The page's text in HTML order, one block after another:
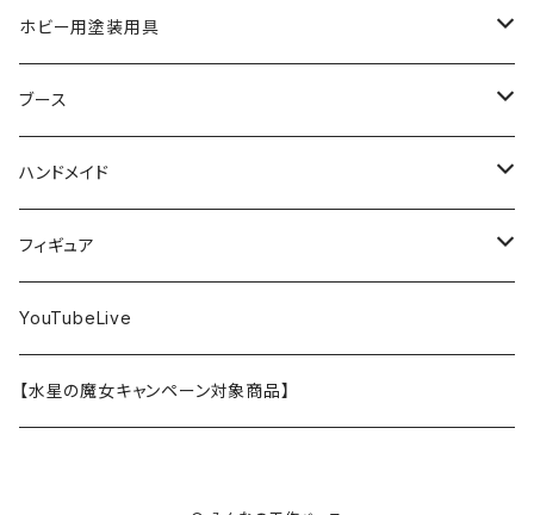
ウォッチスタンド
テープスタンド
ベース材
アパレル
30MF
ポケプラ
1/35ミリタリーミニチュアシリーズ
けもプラ
メガミデバイス
無限邂逅メガロマリア
M.S.G
プラフィア
エクスプラス
GOOD SMILE COMPANY
MODEROID
PLAMATEA
wave
スコープドッグ
Hasegawa
カーモデル
ファインモールド
サーフェイサー
水系エマルジョン塗料
エナメル塗料
ウェザリング・墨入れ
エナメル塗料
ラッカー塗料
ターナー
アクリル塗料
プラモ向上委員会
その他
ハセガワ
ポリマー
コンパウンド
フィニッシャーズ
研磨剤
コンパウンド
トアミル
溶剤・うすめ液
クアトロポルテ
切削工具
小物プラパーツ
ニッパー
ゴッドハンド
ニッパー
切削工具
ミネシマ
切削工具
その他工具
ガイアノーツ
その他工具
工具消耗品
クレオス
アイコム
切削工具
S.J.WORKs
HG
MG
1/100
TAMIYA
接着剤
パテ
クレオス
接着剤
パテ
ガイアノーツ
接着剤
パテ
ウェーブ
接着剤
パテ
コニシ
接着剤
セメダイン
ホビー用塗装用具
TAMIYA
エアブラシ関連用品
塗装関係消耗品
PROFIX(RAYWOOD)
エアブラシ
エアブラシ関連用品
ガイアノーツ
その他
ホビー用塗料皿・容器
プラモ向上委員会
その他
クレオス
ブース
PROFIX(RAYWOOD)
ウェーブ
ハンドメイド
完成品
素材
フィギュア
バンダイ
METAL ROBOT魂
YouTubeLive
【水星の魔女キャンペーン対象商品】